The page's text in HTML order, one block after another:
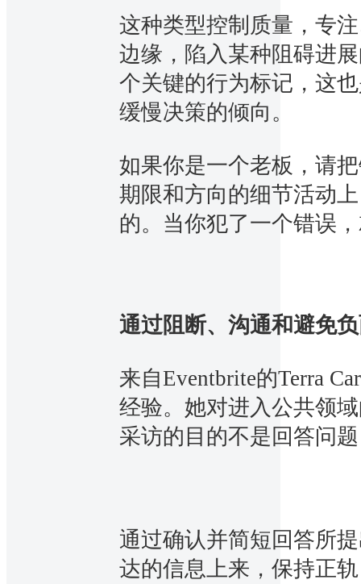
这种类型控制质量，专
边缘，陷入某种阻碍进
个关键的行为标记，这
缓慢决策的倾向。
如果你是一个老板，请
期限和方向的细节活动
的。当你犯了一个错误
通过阻断、沟通和避免
来自Eventbrite的Terra
经验。她对进入公共领
采访的目的不是回答问
通过确认并简短回答所
达的信息上来，保持正